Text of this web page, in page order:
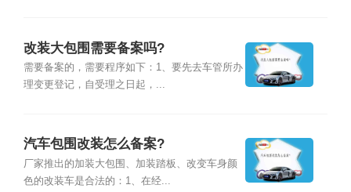
改装大包围需要备案吗?
需要备案的，需要程序如下：1、要先去车管所办
理变更登记，自受理之日起，...
汽车包围改装怎么备案?
厂家推出的加装大包围、加装踏板、改变车身颜
色的改装车是合法的：1、在经...